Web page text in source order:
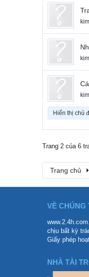
Hiển thị chủ
Trang 2 của 6
Trang chủ
VỀ CHÚNG
chịu bất kỳ
Giấy phép
NHÀ TÀI